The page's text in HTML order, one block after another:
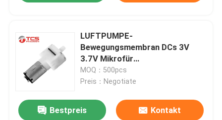
LUFTPUMPE-
Bewegungsmembran DCs 3V
3.7V Mikrofür
Sphygmomanometer
MOQ：500pcs
Preis：Negotiate
Bestpreis Kontakt